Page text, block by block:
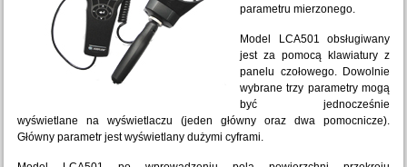
parametru mierzonego.
Model LCA501 obsługiwany
jest za pomocą klawiatury z
panelu czołowego. Dowolnie
wybrane trzy parametry mogą
być jednocześnie
wyświetlane na wyświetlaczu (jeden główny oraz dwa pomocnicze).
Główny parametr jest wyświetlany dużymi cyframi.